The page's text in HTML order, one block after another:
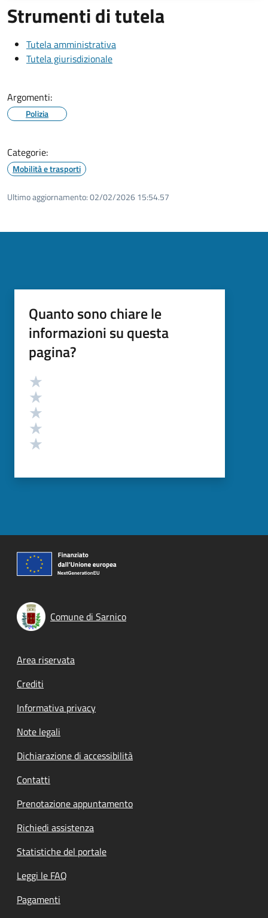
Strumenti di tutela
Tutela amministrativa
Tutela giurisdizionale
Argomenti:
Polizia
Categorie:
Mobilità e trasporti
Ultimo aggiornamento:02/02/2026 15:54.57
Quanto sono chiare le
informazioni su questa
pagina?
Valutazione
Comune di Sarnico
Footer menu
Area riservata
Crediti
Informativa privacy
Note legali
Dichiarazione di accessibilità
Contatti
Prenotazione appuntamento
Richiedi assistenza
Statistiche del portale
Leggi le FAQ
Pagamenti